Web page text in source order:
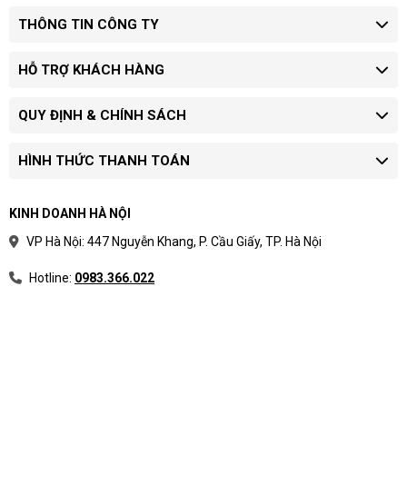
THÔNG TIN CÔNG TY
HỖ TRỢ KHÁCH HÀNG
QUY ĐỊNH & CHÍNH SÁCH
HÌNH THỨC THANH TOÁN
KINH DOANH HÀ NỘI
VP Hà Nội: 447 Nguyễn Khang, P. Cầu Giấy, TP. Hà Nội
Hotline: 0983.366.022